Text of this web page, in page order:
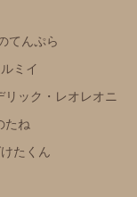
てんぷら
ミイ
リック・レオレオニ
たね
たくん